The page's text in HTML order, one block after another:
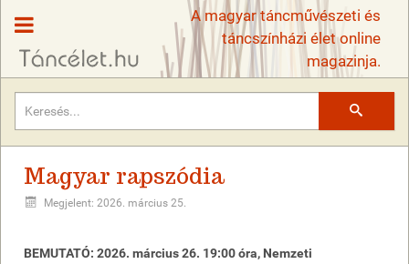
A magyar táncművészeti és
táncszínházi élet online
magazinja.
Magyar rapszódia
Megjelent: 2026. március 25.
BEMUTATÓ: 2026. március 26. 19:00 óra, Nemzeti